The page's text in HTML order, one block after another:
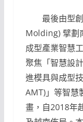
最後由型創
Molding) 擘劃
成型產業智慧
聚焦「智慧設
進模具與成型
AMT)」等智慧
畫，自2018年